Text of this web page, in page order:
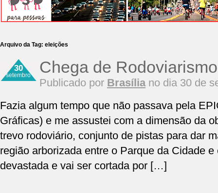
Arquivo da Tag: eleições
30
setembro Chega de
Publicado por Brasíliano dia 30 de
Fazia algum tempo que não passava pela
Gráficas) e me assustei com a dimensão da
trevo rodoviário, conjunto de pistas para dar
região arborizada entre o Parque da Cidade
devastada e vai ser cortada por […]